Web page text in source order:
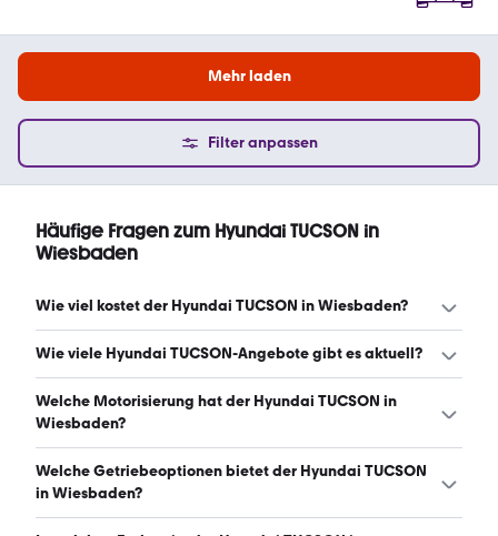
Mehr laden
Filter anpassen
Häufige Fragen zum Hyundai TUCSON in
Wiesbaden
Wie viel kostet der Hyundai TUCSON in Wiesbaden?
Ein guter Preis für einen Hyundai TUCSON in Wiesbaden
starten ab 108 € monatlich. (Stand: 6.8.2026)
Wie viele Hyundai TUCSON-Angebote gibt es aktuell?
Es gibt insgesamt 266 Hyundai TUCSON bei mobile.de,
davon 208 Gebraucht- und 58 Neuwagen. (Stand:
Welche Motorisierung hat der Hyundai TUCSON in
Wiesbaden?
Der Hyundai TUCSON in Wiesbaden hat Leistungen
zwischen 136 und 265 PS. (Stand: 6.8.2026)
Welche Getriebeoptionen bietet der Hyundai TUCSON
in Wiesbaden?